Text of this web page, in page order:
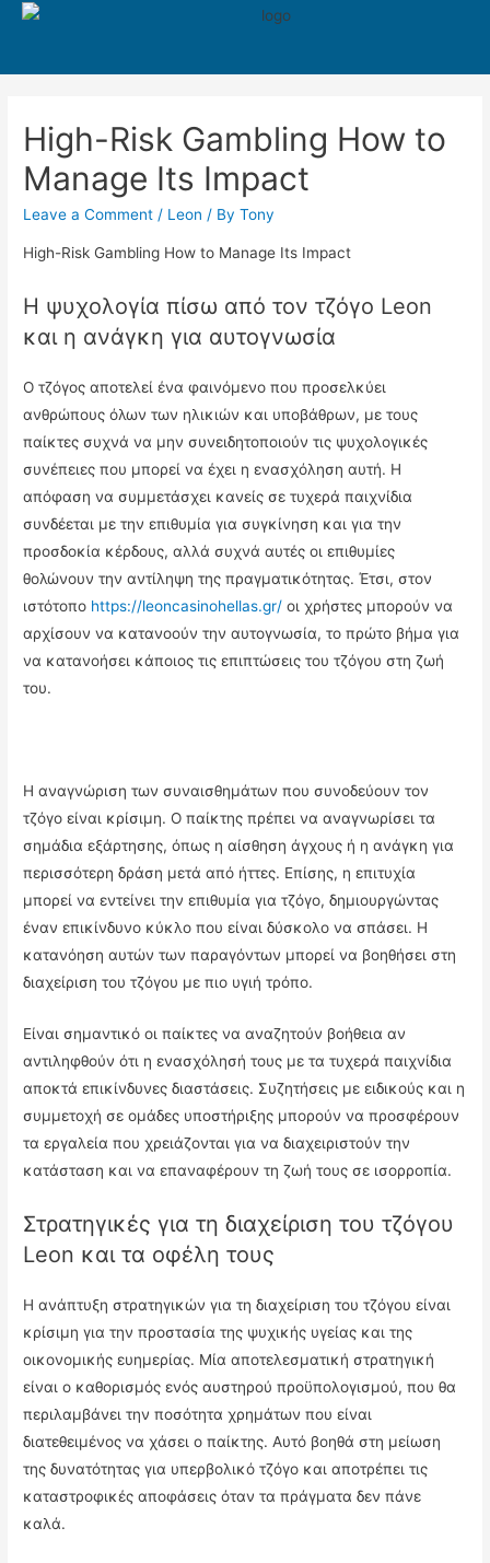
High-Risk Gambling How to
Manage Its Impact
Leave a Comment / Leon / ByTony
High-Risk Gambling How to Manage Its Impact
Η ψυχολογία πίσω από τον τζόγο Leon
και η ανάγκη για αυτογνωσία
Ο τζόγος αποτελεί ένα φαινόμενο που προσελκύει
ανθρώπους όλων των ηλικιών και υποβάθρων, με τους
παίκτες συχνά να μην συνειδητοποιούν τις ψυχολογικές
συνέπειες που μπορεί να έχει η ενασχόληση αυτή. Η
απόφαση να συμμετάσχει κανείς σε τυχερά παιχνίδια
συνδέεται με την επιθυμία για συγκίνηση και για την
προσδοκία κέρδους, αλλά συχνά αυτές οι επιθυμίες
θολώνουν την αντίληψη της πραγματικότητας. Έτσι, στον
ιστότοπο https://leoncasinohellas.gr/ οι χρήστες μπορούν να
αρχίσουν να κατανοούν την αυτογνωσία, το πρώτο βήμα για
να κατανοήσει κάποιος τις επιπτώσεις του τζόγου στη ζωή
του.
Η αναγνώριση των συναισθημάτων που συνοδεύουν τον
τζόγο είναι κρίσιμη. Ο παίκτης πρέπει να αναγνωρίσει τα
σημάδια εξάρτησης, όπως η αίσθηση άγχους ή η ανάγκη για
περισσότερη δράση μετά από ήττες. Επίσης, η επιτυχία
μπορεί να εντείνει την επιθυμία για τζόγο, δημιουργώντας
έναν επικίνδυνο κύκλο που είναι δύσκολο να σπάσει. Η
κατανόηση αυτών των παραγόντων μπορεί να βοηθήσει στη
διαχείριση του τζόγου με πιο υγιή τρόπο.
Είναι σημαντικό οι παίκτες να αναζητούν βοήθεια αν
αντιληφθούν ότι η ενασχόλησή τους με τα τυχερά παιχνίδια
αποκτά επικίνδυνες διαστάσεις. Συζητήσεις με ειδικούς και η
συμμετοχή σε ομάδες υποστήριξης μπορούν να προσφέρουν
τα εργαλεία που χρειάζονται για να διαχειριστούν την
κατάσταση και να επαναφέρουν τη ζωή τους σε ισορροπία.
Στρατηγικές για τη διαχείριση του τζόγου
Leon και τα οφέλη τους
Η ανάπτυξη στρατηγικών για τη διαχείριση του τζόγου είναι
κρίσιμη για την προστασία της ψυχικής υγείας και της
οικονομικής ευημερίας. Μία αποτελεσματική στρατηγική
είναι ο καθορισμός ενός αυστηρού προϋπολογισμού, που θα
περιλαμβάνει την ποσότητα χρημάτων που είναι
διατεθειμένος να χάσει ο παίκτης. Αυτό βοηθά στη μείωση
της δυνατότητας για υπερβολικό τζόγο και αποτρέπει τις
καταστροφικές αποφάσεις όταν τα πράγματα δεν πάνε
καλά.